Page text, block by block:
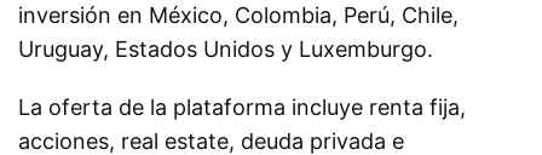
inversión en México, Colombia, Perú, Chile,
Uruguay, Estados Unidos y Luxemburgo.
La oferta de la plataforma incluye renta fija,
acciones, real estate, deuda privada e